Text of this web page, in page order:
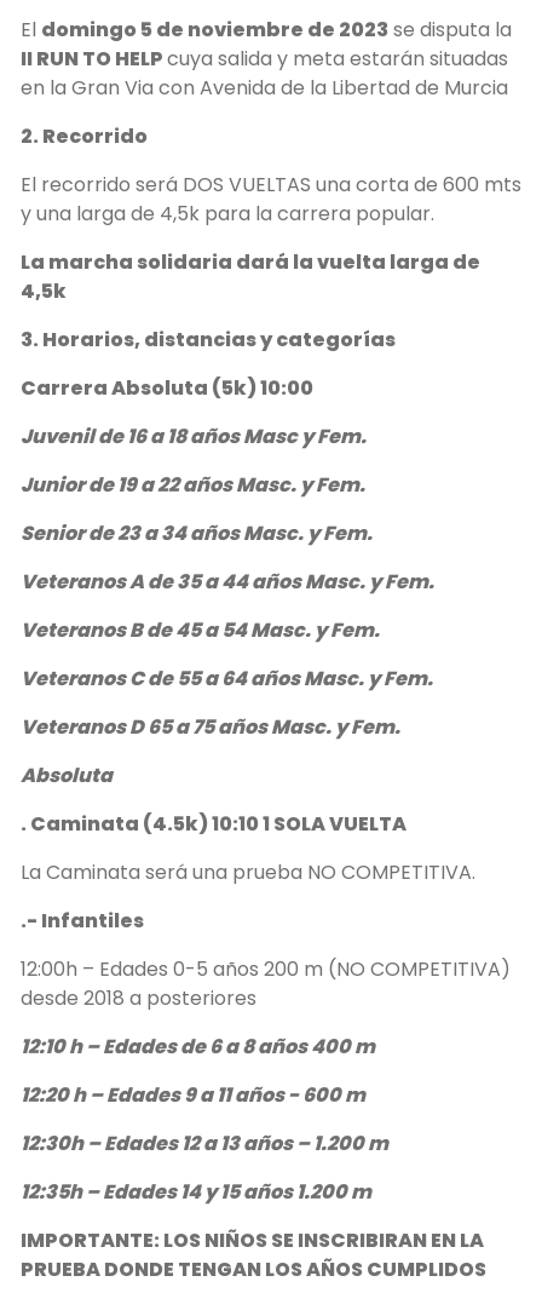
El domingo 5 de noviembre de 2023 se disputa la
II RUN TO HELPcuya salida y meta estarán situadas
en la Gran Via con Avenida de la Libertad de Murcia
2. Recorrido
El recorrido será DOS VUELTAS una corta de 600 mts
y una larga de 4,5k para la carrera popular.
La marcha solidaria dará la vuelta larga de
4,5k
3. Horarios, distancias y categorías
Carrera Absoluta (5k) 10:00
Juvenil de 16 a 18 años Masc y Fem.
Junior de 19 a 22 años Masc. y Fem.
Senior de 23 a 34 años Masc. y Fem.
Veteranos A de 35 a 44 años Masc. y Fem.
Veteranos B de 45 a 54 Masc. y Fem.
Veteranos C de 55 a 64 años Masc. y Fem.
Veteranos D 65 a 75 años Masc. y Fem.
Absoluta
. Caminata (4.5k) 10:10 1 SOLA VUELTA
La Caminata será una prueba NO COMPETITIVA.
.- Infantiles
12:00h – Edades 0-5 años 200 m (NO COMPETITIVA)
desde 2018 a posteriores
12:10 h – Edades de 6 a 8 años 400 m
12:20 h – Edades 9 a 11 años - 600 m
12:30h – Edades 12 a 13 años – 1.200 m
12:35h – Edades 14 y 15 años 1.200 m
IMPORTANTE: LOS NIÑOS SE INSCRIBIRAN EN LA
PRUEBA DONDE TENGAN LOS AÑOS CUMPLIDOS